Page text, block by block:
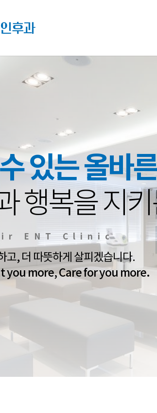
있는 올바
행복을 지
ENT Clinic
고, 더 따뜻하게 살피겠습니다.
you more, Care for you more.